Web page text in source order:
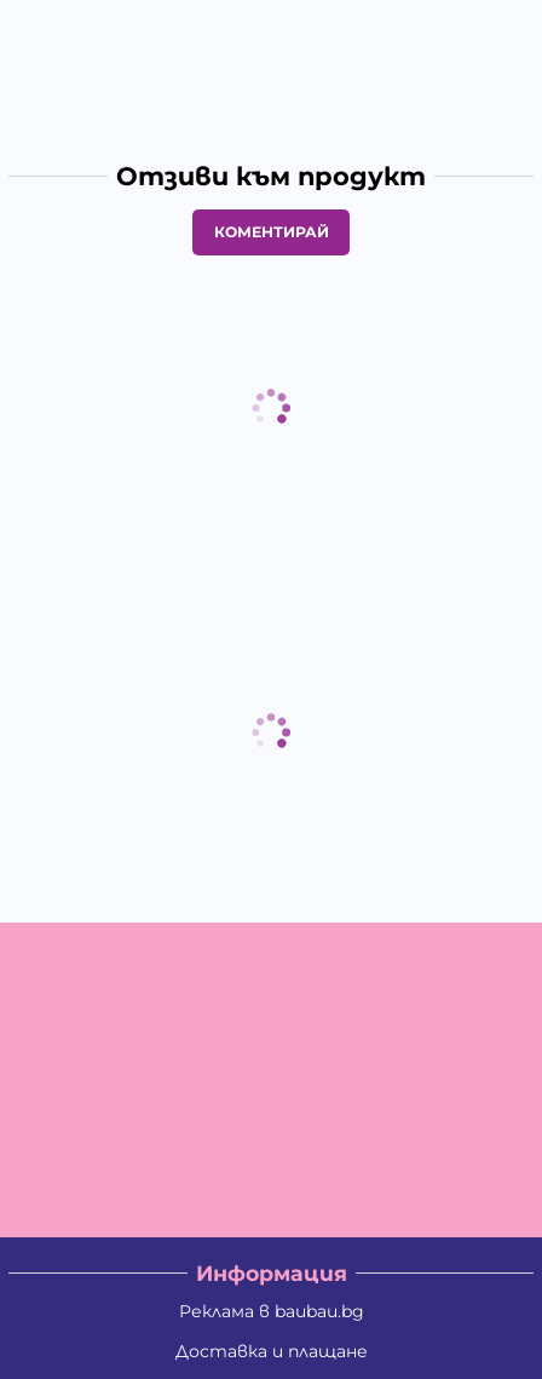
Отзиви към продукт
КОМЕНТИРАЙ
Информация
Реклама в baubau.bg
Доставка и плащане